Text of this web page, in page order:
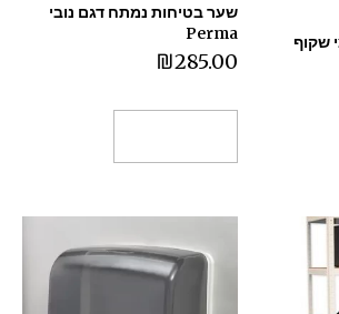
שקוף
שער בטיחות נמתח דגם נובי
Perma
₪285.00